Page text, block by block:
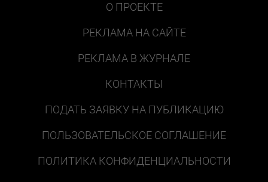
О ПРОЕКТЕ
РЕКЛАМА НА САЙТЕ
РЕКЛАМА В ЖУРНАЛЕ
КОНТАКТЫ
ПОДАТЬ ЗАЯВКУ НА ПУБЛИКАЦИЮ
ПОЛЬЗОВАТЕЛЬСКОЕ СОГЛАШЕНИЕ
ПОЛИТИКА КОНФИДЕНЦИАЛЬНОСТИ